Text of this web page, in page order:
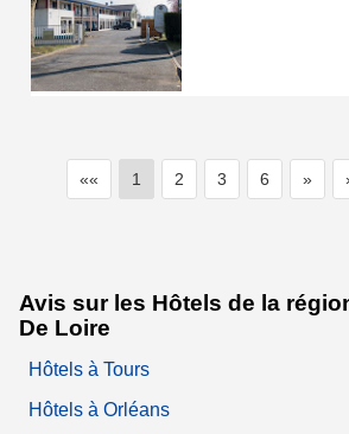
«« 1 2 3 6 »
Avis sur les Hôtels de la
De Loire
Hôtels à Tours
Hôtels à Orléans